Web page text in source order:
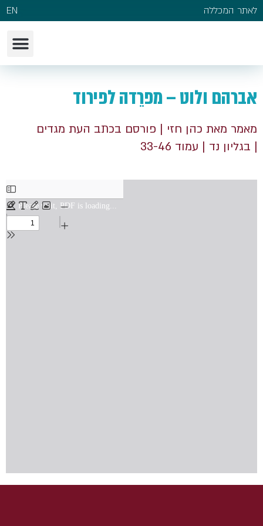
לאתר המכללה EN
אברהם ולוט – מפרֵדה לפירוד
מאמר מאת כהן חזי | פורסם בכתב העת מגדים
| בגליון נד | עמוד 33-46